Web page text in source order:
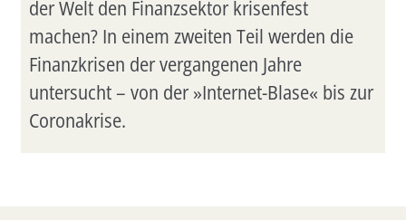
der Welt den Finanzsektor krisenfest
machen? In einem zweiten Teil werden die
Finanzkrisen der vergangenen Jahre
untersucht – von der »Internet-Blase« bis zur
Coronakrise.